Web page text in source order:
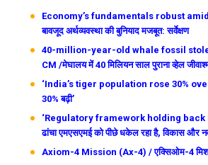
Economy’s fundamentals robust amid
बावजूद अर्थव्यवस्था की बुनियाद मजबूत: सर्वेक्षण
40-million-year-old whale fossil
CM /मेघालय में 40 मिलियन साल पुराना व्हेल
‘India’s tiger population rose 30% over
30% बढ़ी’
‘Regulatory framework holding back
ढांचा एमएसएमई को पीछे धकेल रहा है, विकास और
Axiom-4 Mission (Ax-4) / एक्सिओम-4